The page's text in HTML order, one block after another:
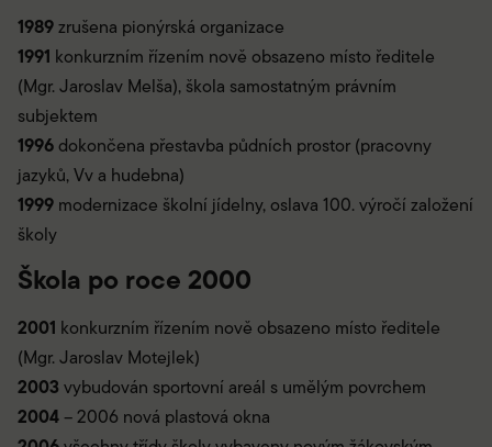
1989zrušena pionýrská organizace
1991 konkurzním řízením nově obsazeno místo ředitele
(Mgr. Jaroslav Melša), škola samostatným právním
subjektem
1996 dokončena přestavba půdních prostor (pracovny
jazyků, Vv a hudebna)
1999 modernizace školní jídelny, oslava 100. výročí založení
školy
Škola po roce 2000
2001 konkurzním řízením nově obsazeno místo ředitele
(Mgr. Jaroslav Motejlek)
2003 vybudován sportovní areál s umělým povrchem
2004– 2006 nová plastová okna